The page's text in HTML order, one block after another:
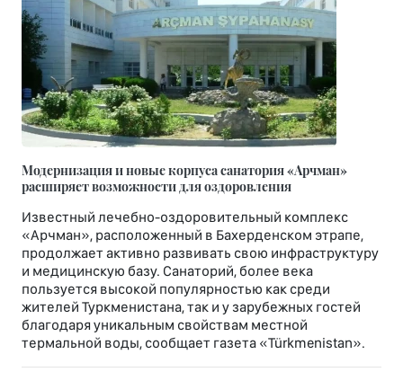
Модернизация и новые корпуса санатория «Арчман»
расширяет возможности для оздоровления
Известный лечебно-оздоровительный комплекс
«Арчман», расположенный в Бахерденском этрапе,
продолжает активно развивать свою инфраструктуру
и медицинскую базу. Санаторий, более века
пользуется высокой популярностью как среди
жителей Туркменистана, так и у зарубежных гостей
благодаря уникальным свойствам местной
термальной воды, сообщает газета «Türkmenistan».